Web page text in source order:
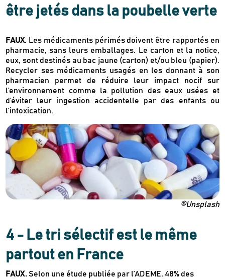
être jetés dans la poubelle verte
FAUX. Les médicaments périmés doivent être rapportés en
pharmacie, sans leurs emballages. Le carton et la notice,
eux, sont destinés au bac jaune (carton) et/ou bleu (papier).
Recycler ses médicaments usagés en les donnant à son
pharmacien permet de réduire leur impact nocif sur
l’environnement comme la pollution des eaux usées et
d’éviter leur ingestion accidentelle par des enfants ou
l’intoxication.
©Unsplash
4 - Le tri sélectif est le même
partout en France
FAUX.Selon une étude publiée par l’ADEME, 48% des